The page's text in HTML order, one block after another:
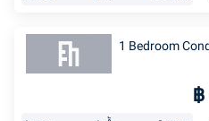
1 Bedroom
฿